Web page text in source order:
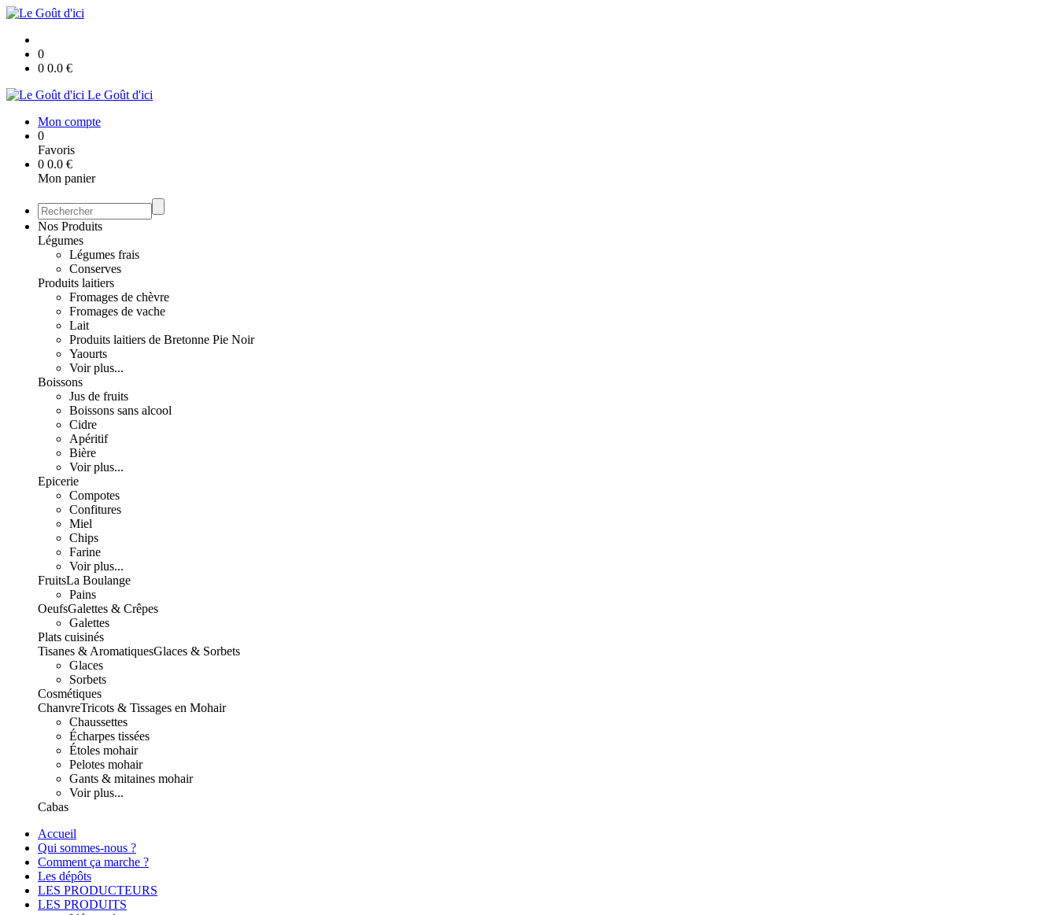
0
0 0.0 €
Le Goût d'ici
Mon compte
0
Favoris
0 0.0 €
Mon panier
Nos Produits
Légumes
Légumes frais
Conserves
Produits laitiers
Fromages de chèvre
Fromages de vache
Lait
Produits laitiers de Bretonne Pie Noir
Yaourts
Voir plus...
Boissons
Jus de fruits
Boissons sans alcool
Cidre
Apéritif
Bière
Voir plus...
Epicerie
Compotes
Confitures
Miel
Chips
Farine
Voir plus...
FruitsLa Boulange
Pains
OeufsGalettes & Crêpes
Galettes
Plats cuisinés
Tisanes & AromatiquesGlaces & Sorbets
Glaces
Sorbets
Cosmétiques
ChanvreTricots & Tissages en Mohair
Chaussettes
Écharpes tissées
Étoles mohair
Pelotes mohair
Gants & mitaines mohair
Voir plus...
Cabas
Accueil
Qui sommes-nous ?
Comment ça marche ?
Les dépôts
LES PRODUCTEURS
LES PRODUITS